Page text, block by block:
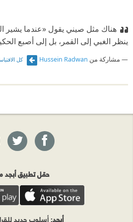
هناك مثل صيني يقول «عندما يشير
ينظر الغبي إلى القمر، بل إلى أصبع
مشاركة من Hussein Radwan كل
حمّل تطبيق أبجد
أبجد: أسلوب جديد